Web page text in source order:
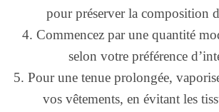
pour préserver la composition
4. Commencez par une quantité
selon votre préférence
5. Pour une tenue prolongée,
vos vêtements, en évitant les